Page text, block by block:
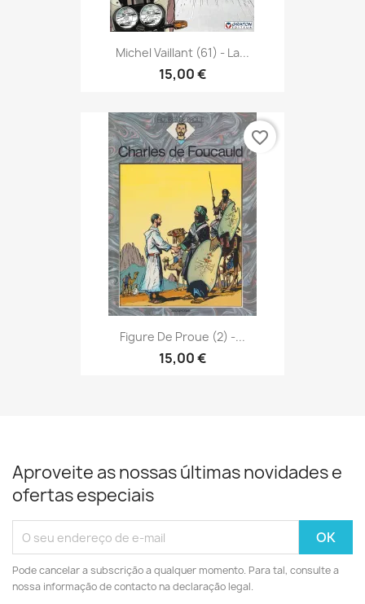
Michel Vaillant (61) - La...
15,00 €
Figure De Proue (2) -...
15,00 €
favorite_border
Aproveite as nossas últimas novidades e
ofertas especiais
Pode cancelar a subscrição a qualquer momento. Para tal, consulte a
nossa informação de contacto na declaração legal.